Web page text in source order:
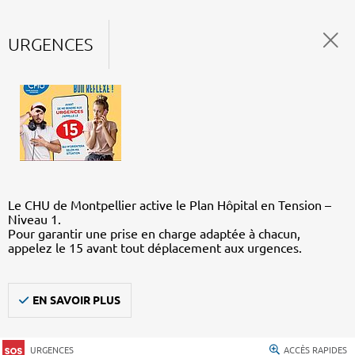
URGENCES
Le CHU de Montpellier active le Plan Hôpital en Tension –
Niveau 1.
Pour garantir une prise en charge adaptée à chacun,
appelez le 15 avant tout déplacement aux urgences.
EN SAVOIR PLUS
URGENCES ACCÈS RAPIDES